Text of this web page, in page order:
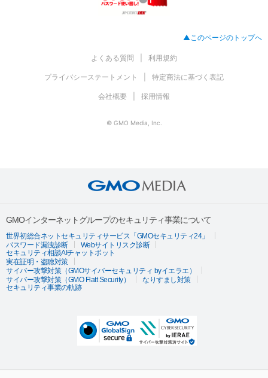
▲このページのトップへ
よくある質問 利用規約
プライバシーステートメント 特定商法に基づく表記
会社概要 採用情報
© GMO Media, Inc.
GMOインターネットグループのセキュリティ事業について
世界初総合ネットセキュリティサービス「GMOセキュリティ24」
パスワード漏洩診断
Webサイトリスク診断
セキュリティ相談AIチャットボット
実在証明・盗聴対策
サイバー攻撃対策（GMOサイバーセキュリティ byイエラエ）
サイバー攻撃対策（GMO Flatt Security）
なりすまし対策
セキュリティ事業の軌跡